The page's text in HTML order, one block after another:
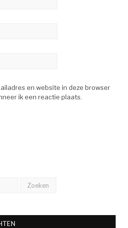
en website in deze browser
ik een reactie plaats.